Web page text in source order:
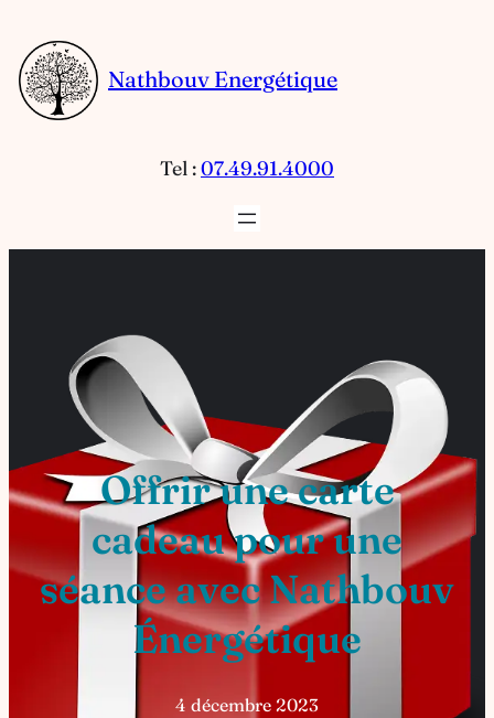
au
contenu
Nathbouv Energétique
Tel :07.49.91.4000
Offrir une carte
cadeau pour une
séance avec Nathbouv
Énergétique
4 décembre 2023